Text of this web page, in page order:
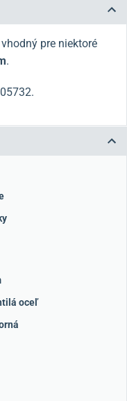
pre niektoré
.
oceľ